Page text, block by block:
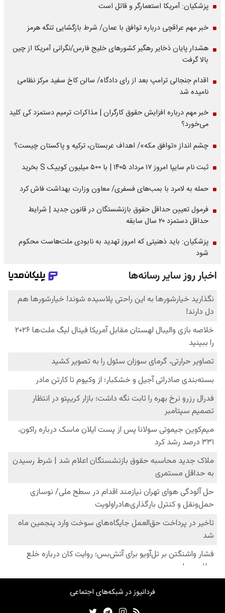
پزشکیان: آمریکا استعمارگر و قاتل است
خبر مهم عراقچی درباره توافق با عمان/ شرط بازگشایی تنگه هرمز
هشدار پایان ذخایر رهگیر کشورهای خلیج فارس/نگرانی آمریکا از چین
بالا گرفت
اقدام جنجالی ترامپ بعد از رای دادگاه/ سالن کاخ سفید مرکز نظامی
نامیده شد
خبر مهم درباره افزایش حقوق کارگران | مذاکرات ترمیم دستمزد کی کلید
می‌خورد؟
چشم انداز «توافق مکه»/ اهداف عربستان، ترکیه و پاکستان چیست؟
ثبت نام سایپا امروز ۱۷ مرداد ۱۴۰۵ | با ۵۰۰ میلیون کوییک S بخرید
حمله به لامرد با بمب‌های فسفری/ معاون وزارت بهداشت فاش کرد
فرمول تعیین حداقل حقوق بازنشستگان در قانون جدید | شرایط
حداقل دستمزد ۲۰ سال سابقه
پزشکیان: باید ذهنیتی که امروز تهدید به نابودی ملت‌هاست محکوم
شود
فردانیوز در شبکه‌های اجتماعی